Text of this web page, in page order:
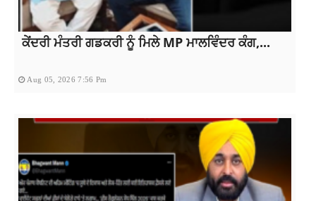
ਕੇਂਦਰੀ ਮੰਤਰੀ ਗਡਕਰੀ ਨੂੰ ਮਿਲੇ MP ਮਾਲਵਿੰਦਰ ਕੰਗ,...
Aug 05, 2026 7:56 Pm